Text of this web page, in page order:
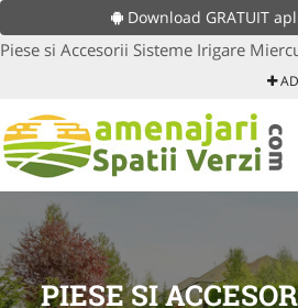
Download GRATUIT
Piese si Accesorii Sisteme Irigare
PIESE SI